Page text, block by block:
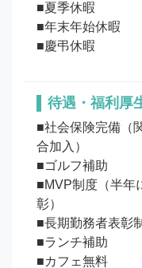
■夏季休暇
■年末年始休暇
待遇・福利厚
■社会保険完備（
合加入）
■ゴルフ補助
■MVP制度（半年
彰）
■長期勤務者表彰
■ランチ補助
■カフェ無料